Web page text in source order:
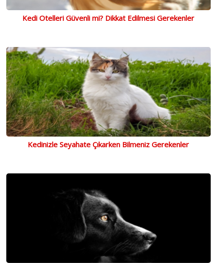
Kedi Otelleri Güvenli mi? Dikkat Edilmesi Gerekenler
Kedinizle Seyahate Çıkarken Bilmeniz Gerekenler